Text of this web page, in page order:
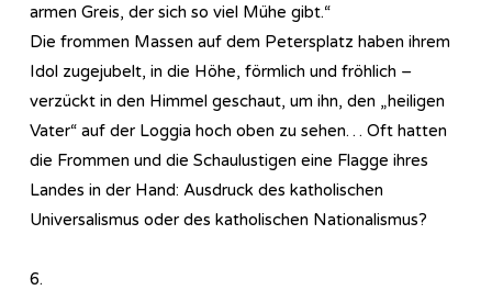
armen Greis, der sich so viel Mühe gibt.“
Die frommen Massen auf dem Petersplatz haben ihrem
Idol zugejubelt, in die Höhe, förmlich und fröhlich –
verzückt in den Himmel geschaut, um ihn, den „heiligen
Vater“ auf der Loggia hoch oben zu sehen… Oft hatten
die Frommen und die Schaulustigen eine Flagge ihres
Landes in der Hand: Ausdruck des katholischen
Universalismus oder des katholischen Nationalismus?
6.